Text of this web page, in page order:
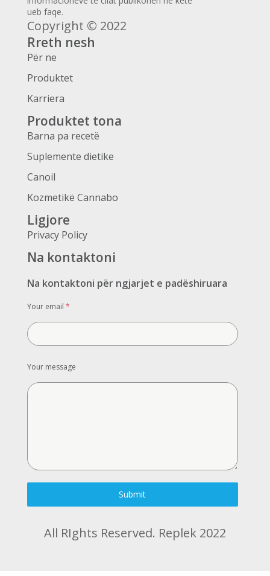
ueb faqe.
Copyright © 2022
Rreth nesh
Për ne
Produktet
Karriera
Produktet tona
Barna pa recetë
Suplemente dietike
Canoil
Kozmetikë Cannabo
Ligjore
Privacy Policy
Na kontaktoni
Na kontaktoni për ngjarjet e padëshiruara
Your email *
Your message
Submit
All RIghts Reserved. Replek 2022